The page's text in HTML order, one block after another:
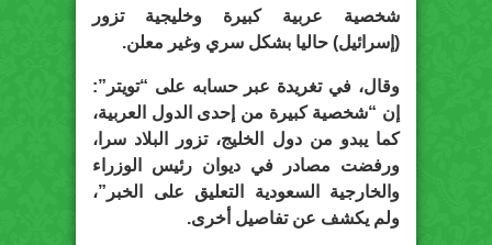
شخصية عربية كبيرة وخليجية تزور
(إسرائيل) حاليا بشكل سري وغير معلن.
وقال، في تغريدة عبر حسابه على “تويتر”:
إن “شخصية كبيرة من إحدى الدول العربية،
كما يبدو من دول الخليج، تزور البلاد سرا،
ورفضت مصادر في ديوان رئيس الوزراء
والخارجية السعودية التعليق على الخبر”،
ولم يكشف عن تفاصيل أخرى.